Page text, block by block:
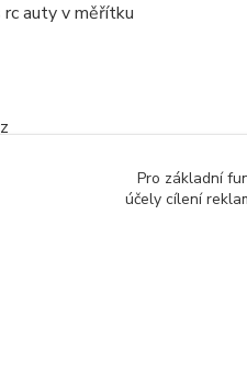
rc auty v měřítku
Pro základní
účely cílení